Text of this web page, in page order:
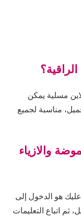
مسلية يمكن
مناسبة لجميع
والازياء
عليك هو الدخول إلى
ثم اتباع التعليمات